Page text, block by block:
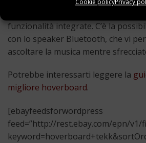
Cookie policyPrivacy
funzionalità integrate. C’è la
con lo speaker Bluetooth, che vi
ascoltare la musica mentre
Potrebbe interessarti leggere la
migliore hoverboard.
[ebayfeedsforwordpress
feed=”http://rest.ebay.com/epn/v1/